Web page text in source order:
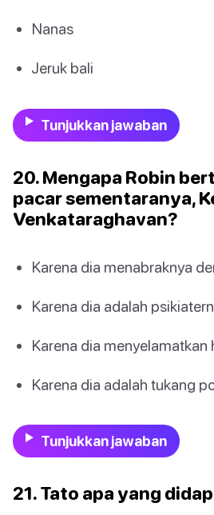
Nanas
Jeruk bali
Tunjukkan jawaban
20. Mengapa Robin
pacar sementaranya,
Venkataraghavan?
Karena dia menabraknya
Karena dia adalah
Karena dia menyelamatkan
Karena dia adalah tukang
Tunjukkan jawaban
21. Tato apa yang